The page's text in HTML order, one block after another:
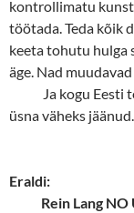
kontrollimatu
töötada. Teda kõik
keeta tohutu hulga
äge. Nad
Ja kogu Eesti
üsna väheks jäänud.
Eraldi:
Rein Lang